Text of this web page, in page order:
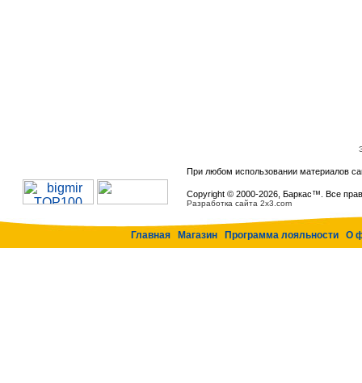
При любом использовании материалов
Copyright © 2000-2026, Баркас™. Все
Разработка сайта 2x3.com
Главная Магазин Программа лояльности О